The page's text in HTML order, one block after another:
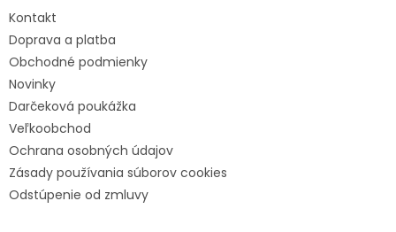
Kontakt
Doprava a platba
Obchodné podmienky
Novinky
Darčeková poukážka
Veľkoobchod
Ochrana osobných údajov
Zásady používania súborov cookies
Odstúpenie od zmluvy